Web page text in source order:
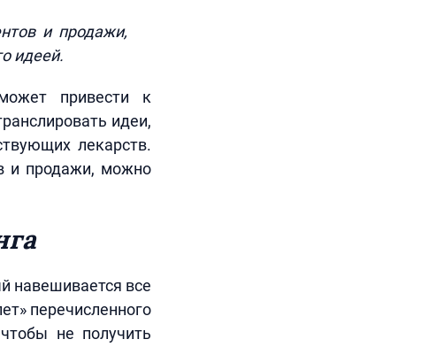
и продажи,
идеей.
привести к
идеи,
лекарств.
и продажи, можно
навешивается все
перечисленного
не получить